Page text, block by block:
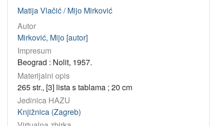
Matija Vlačić / Mijo Mirković
Autor
Mirković, Mijo [autor]
Impresum
Beograd : Nolit, 1957.
Materijalni opis
265 str., [3] lista s tablama ; 20 cm
Jedinica HAZU
Knjižnica (Zagreb)